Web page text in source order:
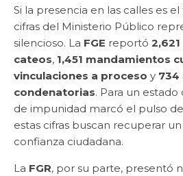
Si la presencia en las calles es
cifras del Ministerio Público
silencioso. La FGE reportó
cateos, 1,451 mandamientos
vinculaciones a proceso y 734
condenatorias. Para un
de impunidad marcó el pulso
estas cifras buscan recuperar
confianza ciudadana.
La FGR, por su parte, presentó